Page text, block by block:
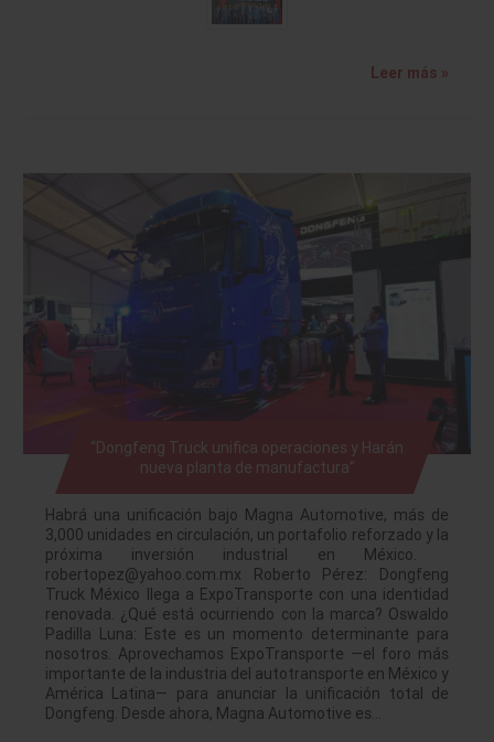
Leer más »
“Dongfeng Truck unifica operaciones y Harán
nueva planta de manufactura”
Habrá una unificación bajo Magna Automotive, más de
3,000 unidades en circulación, un portafolio reforzado y la
próxima inversión industrial en México.
robertopez@yahoo.com.mx Roberto Pérez: Dongfeng
Truck México llega a ExpoTransporte con una identidad
renovada. ¿Qué está ocurriendo con la marca? Oswaldo
Padilla Luna: Este es un momento determinante para
nosotros. Aprovechamos ExpoTransporte —el foro más
importante de la industria del autotransporte en México y
América Latina— para anunciar la unificación total de
Dongfeng. Desde ahora, Magna Automotive es…